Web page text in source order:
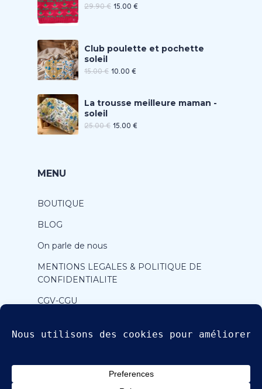
29.90€ 15.00 €
Club poulette et pochette
soleil
15.00€ 10.00 €
La trousse meilleure maman -
soleil
25.00€ 15.00 €
MENU
BOUTIQUE
BLOG
On parle de nous
MENTIONS LEGALES & POLITIQUE DE
CONFIDENTIALITE
CGV-CGU